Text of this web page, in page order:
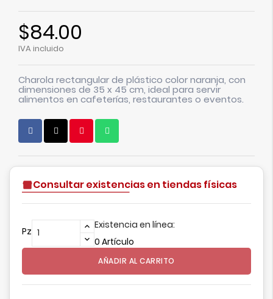
$84.00
IVA incluido
Charola rectangular de plástico color naranja, con
dimensiones de 35 x 45 cm, ideal para servir
alimentos en cafeterías, restaurantes o eventos.
Consultar existencias en tiendas físicas
Pz
Existencia en línea:
0 Artículo
AÑADIR AL CARRITO